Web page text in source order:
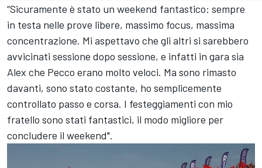
“Sicuramente è stato un weekend fantastico: sempre
in testa nelle prove libere, massimo focus, massima
concentrazione. Mi aspettavo che gli altri si sarebbero
avvicinati sessione dopo sessione, e infatti in gara sia
Alex che Pecco erano molto veloci. Ma sono rimasto
davanti, sono stato costante, ho semplicemente
controllato passo e corsa. I festeggiamenti con mio
fratello sono stati fantastici, il modo migliore per
concludere il weekend".